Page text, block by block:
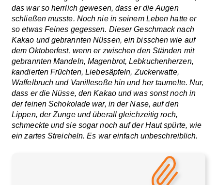
das war so herrlich gewesen, dass er die Augen
schließen musste. Noch nie in seinem Leben hatte er
so etwas Feines gegessen. Dieser Geschmack nach
Kakao und gebrannten Nüssen, ein bisschen wie auf
dem Oktoberfest, wenn er zwischen den Ständen mit
gebrannten Mandeln, Magenbrot, Lebkuchenherzen,
kandierten Früchten, Liebesäpfeln, Zuckerwatte,
Waffelbruch und Vanillesoße hin und her taumelte. Nur,
dass er die Nüsse, den Kakao und was sonst noch in
der feinen Schokolade war, in der Nase, auf den
Lippen, der Zunge und überall gleichzeitig roch,
schmeckte und sie sogar noch auf der Haut spürte, wie
ein zartes Streicheln. Es war einfach unbeschreiblich.